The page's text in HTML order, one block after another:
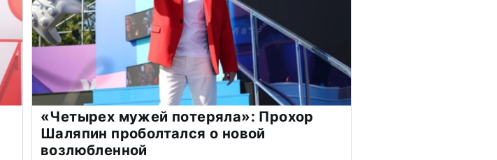
«Четырех мужей потеряла»: Прохор
Шаляпин проболтался о новой
возлюбленной